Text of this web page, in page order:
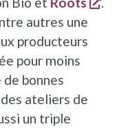
autres une
producteurs
pour moins
de bonnes
ateliers de
un triple